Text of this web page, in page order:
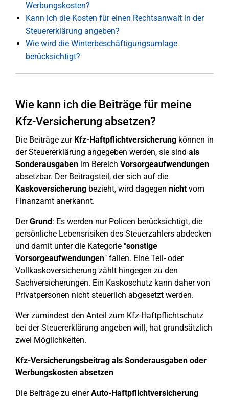
Werbungskosten?
Kann ich die Kosten für einen Rechtsanwalt in der
Steuererklärung angeben?
Wie wird die Winterbeschäftigungsumlage
berücksichtigt?
Wie kann ich die Beiträge für meine
Kfz-Versicherung absetzen?
Die Beiträge zur Kfz-Haftpflichtversicherung können in
der Steuererklärung angegeben werden, sie sind als
Sonderausgaben im Bereich Vorsorgeaufwendungen
absetzbar. Der Beitragsteil, der sich auf die
Kaskoversicherung bezieht, wird dagegen nichtvom
Finanzamt anerkannt.
DerGrund: Es werden nur Policen berücksichtigt, die
persönliche Lebensrisiken des Steuerzahlers abdecken
und damit unter die Kategorie "sonstige
Vorsorgeaufwendungen" fallen. Eine Teil- oder
Vollkaskoversicherung zählt hingegen zu den
Sachversicherungen. Ein Kaskoschutz kann daher von
Privatpersonen nicht steuerlich abgesetzt werden.
Wer zumindest den Anteil zum Kfz-Haftpflichtschutz
bei der Steuererklärung angeben will, hat grundsätzlich
zwei Möglichkeiten.
Kfz-Versicherungsbeitrag als Sonderausgaben oder
Werbungskosten absetzen
Die Beiträge zu einerAuto-Haftpflichtversicherung